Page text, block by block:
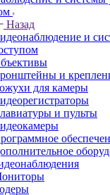
Назад
и
и
для камеры
и пульты